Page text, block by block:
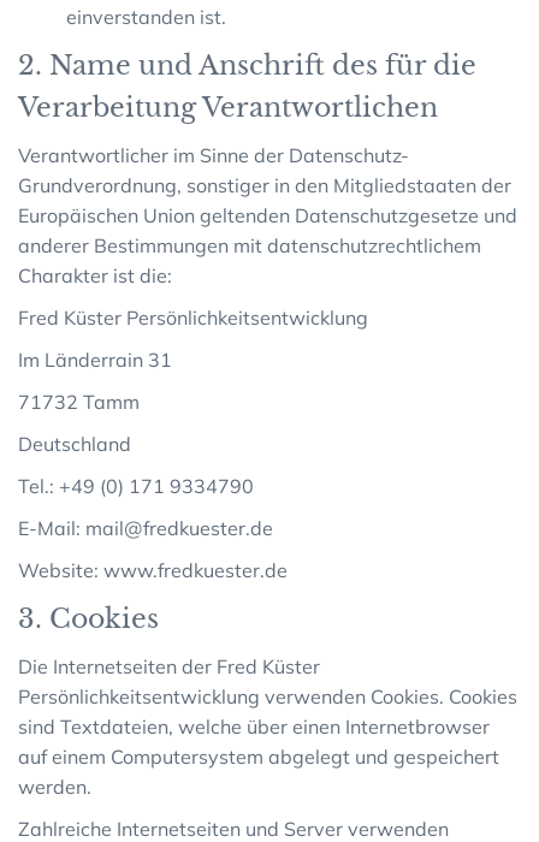
einverstanden ist.
2. Name und Anschrift des für die
Verarbeitung Verantwortlichen
Verantwortlicher im Sinne der Datenschutz-
Grundverordnung, sonstiger in den Mitgliedstaaten der
Europäischen Union geltenden Datenschutzgesetze und
anderer Bestimmungen mit datenschutzrechtlichem
Charakter ist die:
Fred Küster Persönlichkeitsentwicklung
Im Länderrain 31
71732 Tamm
Deutschland
Tel.: +49 (0) 171 9334790
E-Mail: mail@fredkuester.de
Website: www.fredkuester.de
3. Cookies
Die Internetseiten der Fred Küster
Persönlichkeitsentwicklung verwenden Cookies. Cookies
sind Textdateien, welche über einen Internetbrowser
auf einem Computersystem abgelegt und gespeichert
werden.
Zahlreiche Internetseiten und Server verwenden